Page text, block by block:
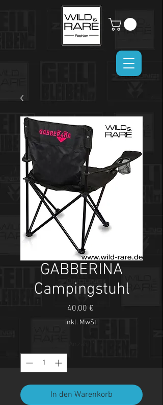
GABBERINA
Campingstuhl
40,00 €Preis
inkl. MwSt.
In den Warenkorb